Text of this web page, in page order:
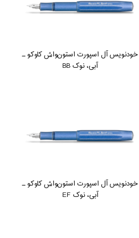
خودنویس آل اسپورت استون‌واش کاوکو ـ
آبی، نوک BB
خودنویس آل اسپورت استون‌واش کاوکو ـ
آبی، نوک EF